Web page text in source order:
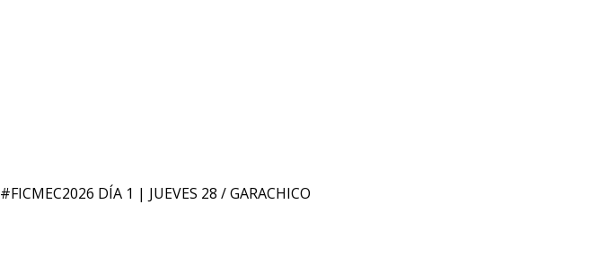
#FICMEC2026 DÍA 1 | JUEVES 28 / GARACHICO